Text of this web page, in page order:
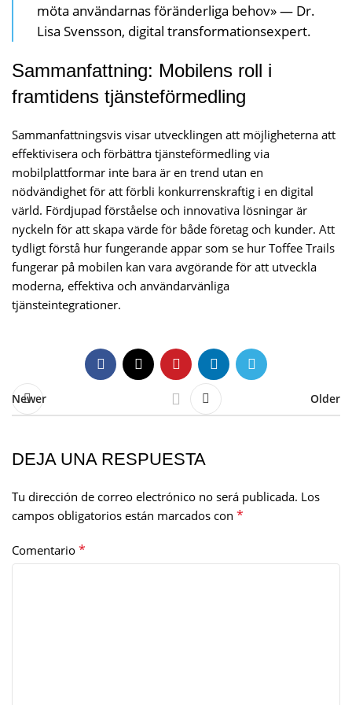
möta användarnas föränderliga behov» — Dr.
Lisa Svensson, digital transformationsexpert.
Sammanfattning: Mobilens roll i
framtidens tjänsteförmedling
Sammanfattningsvis visar utvecklingen att möjligheterna att
effektivisera och förbättra tjänsteförmedling via
mobilplattformar inte bara är en trend utan en
nödvändighet för att förbli konkurrenskraftig i en digital
värld. Fördjupad förståelse och innovativa lösningar är
nyckeln för att skapa värde för både företag och kunder. Att
tydligt förstå hur fungerande appar som se hur Toffee Trails
fungerar på mobilen kan vara avgörande för att utveckla
moderna, effektiva och användarvänliga
tjänsteintegrationer.
Newer Older
DEJA UNA RESPUESTA
Tu dirección de correo electrónico no será publicada. Los
campos obligatorios están marcados con *
Comentario *